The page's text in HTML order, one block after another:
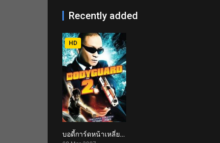
Recently added
5.4
HD
บอดี้การ์ดหน้าเหลี่ยม 2 The Bodyguard 2 (2007)